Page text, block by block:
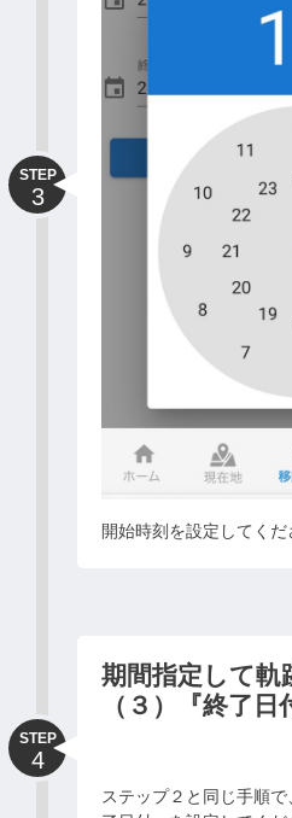
STEP
3
開始時刻を設定してくだ
STEP
4
期間指定して軌
（３）『終了
ステップ２と同じ手順